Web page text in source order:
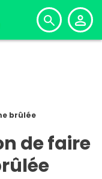
brûlée
de faire